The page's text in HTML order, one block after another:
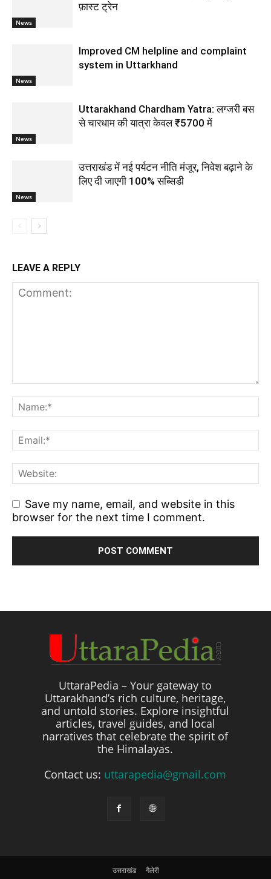
News
फ़ास्ट ट्रेन
News
Improved CM helpline and complaint
system in Uttarkhand
News
Uttarakhand Chardham Yatra: लग्जरी बस
से चारधाम की यात्रा केवल ₹5700 में
News
उत्तराखंड में नई पर्यटन नीति मंजूर, निवेश बढ़ाने के
लिए दी जाएगी 100% सब्सिडी
LEAVE A REPLY
Save my name, email, and website in this
browser for the next time I comment.
UttaraPedia – Your gateway to
Uttarakhand’s rich culture, heritage,
and untold stories. Explore insightful
articles, travel guides, and local
narratives that celebrate the spirit of
the Himalayas.
Contact us: uttarapedia@gmail.com
उत्तराखंड गैलेरी